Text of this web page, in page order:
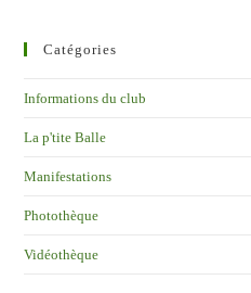
Catégories
Informations du club
La p'tite Balle
Manifestations
Photothèque
Vidéothèque